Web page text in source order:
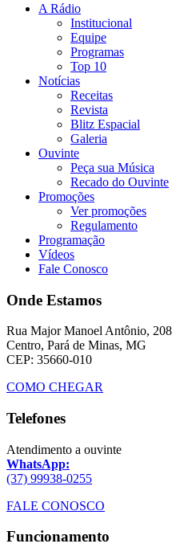
A Rádio
Institucional
Equipe
Programas
Top 10
Notícias
Receitas
Revista
Blitz Espacial
Galeria
Ouvinte
Peça sua Música
Recado do Ouvinte
Promoções
Ver promoções
Regulamento
Programação
Vídeos
Fale Conosco
Onde Estamos
Rua Major Manoel Antônio, 208
Centro, Pará de Minas, MG
CEP: 35660-010
COMO CHEGAR
Telefones
Atendimento a ouvinte
WhatsApp:
(37) 99938-0255
FALE CONOSCO
Funcionamento